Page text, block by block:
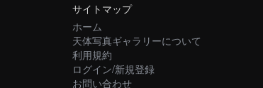
サイトマップ
ホーム
天体写真ギャラリーについて
利用規約
ログイン/新規登録
お問い合わせ